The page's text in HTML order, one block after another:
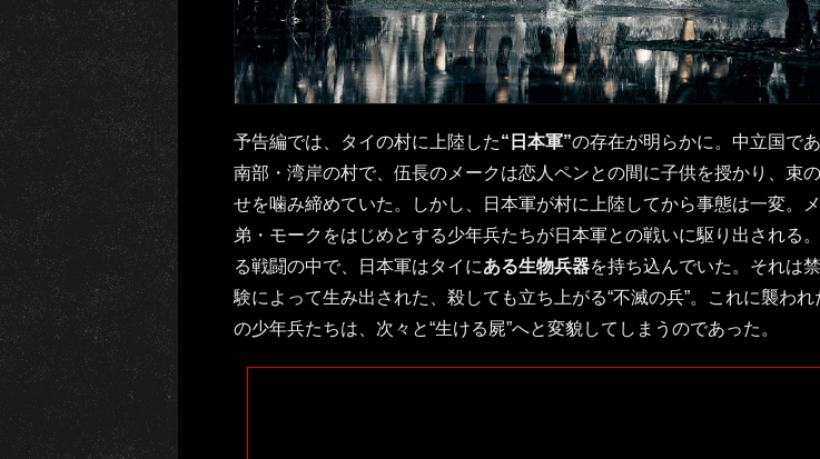
予告編では、タイの村に上陸した“日本軍”の存在が明らかに。中立国で
南部・湾岸の村で、伍長のメークは恋人ペンとの間に子供を授かり、束
せを噛み締めていた。しかし、日本軍が村に上陸してから事態は一変。
弟・モークをはじめとする少年兵たちが日本軍との戦いに駆り出される
る戦闘の中で、日本軍はタイにある生物兵器を持ち込んでいた。それは
験によって生み出された、殺しても立ち上がる“不滅の兵”。これに襲われ
の少年兵たちは、次々と“生ける屍”へと変貌してしまうのであった。